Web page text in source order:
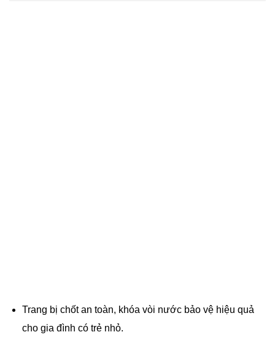
Trang bị chốt an toàn, khóa vòi nước bảo vệ hiệu quả
cho gia đình có trẻ nhỏ.